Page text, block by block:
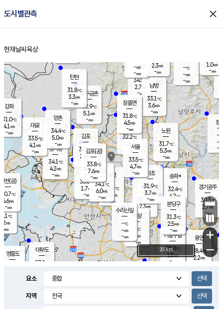
도시별관측 close
홈
현재날씨 육상
의도
℃
m/s
mm
영흥도
양주
34.5℃
2.7
-mm
과천
31.3℃
2.3m/s
- mm
용인
28.4℃
2.2m/s
경기광주
30.3℃
2.7m/s
-mm
대부도
23.2
12.0
경서동
34.1℃
4.2m/s
-mm
파주금촌
32.9℃
5.1 m/s
-mm
-℃
-m/s
-mm
대곶
33.5℃
4.1 m/s
-mm
창
-
-m/
-
탄현
31.8℃
3.3m/s
-mm
1.0m/s
-mm
의왕
- ℃
-m/s
-mm
김포
33.5℃
2.6 m/s
mm
광명
33.3 ℃
3.6 m/s
-mm
부천
33.6℃
1.7m/s
-mm
양촌
34.4℃
5.0m/s
-mm
구로
34.1℃
6.0m/s
-mm
은평
32.2℃
1.8 m/s
- mm
노원
31.7℃
5.3m/s
-mm
송파*
32.4℃
4.2m/s
-mm
서초
31.9℃
3.7m/s
-mm
남방
33.1℃
3.6m/s
-mm
기흥구갈
28.8℃
1.5m/s
-
수리산길
-℃
-m/s
-mm
분당구
31.3℃
2.5m/s
-mm
장흥면
31.8℃
4.5m/s
-mm
-m/s
-mm
강화
31.0℃
4.1 m/s
-mm
인천(공)
30.7℃
6.6m/s
-mm
김포(공)
33.8℃
7.6m/s
-mm
서울
33.5℃
4.7m/s
-mm
2.3m/s
-mm
+
−
20 km
요소
지역